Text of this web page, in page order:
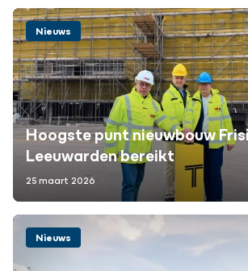
Hoogste punt nieuwbouw
Leeuwarden bereikt
Nieuws
25 maart 2026
Nieuws